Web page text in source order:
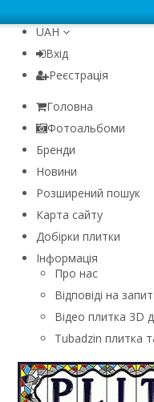
UAH
Вхід
Реєстрація
Головна
Фотоальбоми
Бренди
Новини
Розширений пошук
Карта сайту
Добірки плитки
Інформація
Про нас
Відповіді на
Відео плитка 3D
Tubadzin плитка